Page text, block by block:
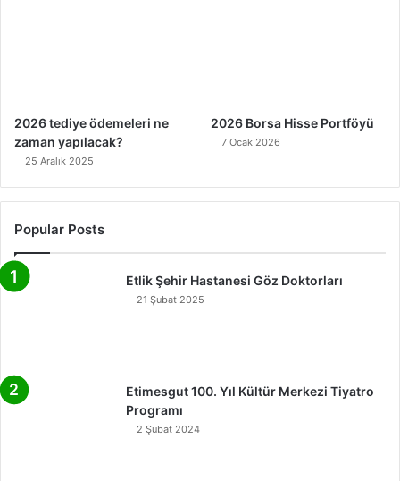
2026 tediye ödemeleri ne
zaman yapılacak?
25 Aralık 2025
2026 Borsa Hisse Portföyü
7 Ocak 2026
Popular Posts
Etlik Şehir Hastanesi Göz Doktorları
21 Şubat 2025
Etimesgut 100. Yıl Kültür Merkezi Tiyatro
Programı
2 Şubat 2024